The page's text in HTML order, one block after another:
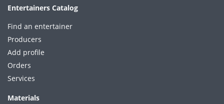
Entertainers Catalog
Find an entertainer
Producers
Add profile
Orders
Services
Materials